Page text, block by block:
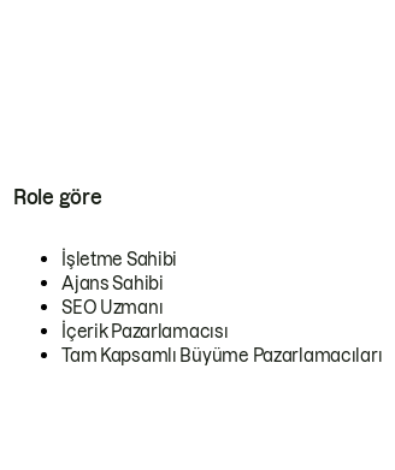
Role göre
İşletme Sahibi
Ajans Sahibi
SEO Uzmanı
İçerik Pazarlamacısı
Tam Kapsamlı Büyüme Pazarlamacıları